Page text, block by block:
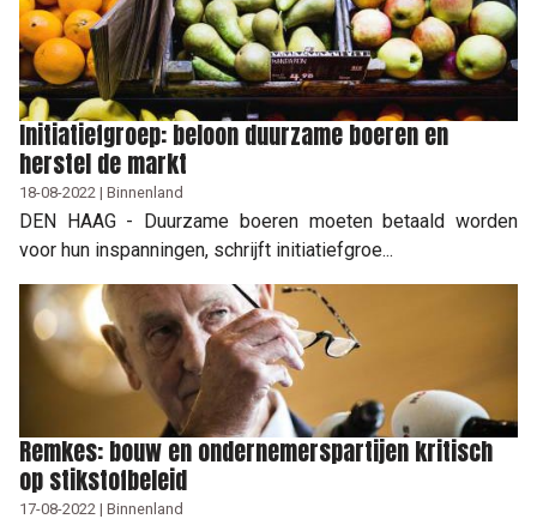
Initiatiefgroep: beloon duurzame boeren en
herstel de markt
18-08-2022 | Binnenland
DEN HAAG - Duurzame boeren moeten betaald worden
voor hun inspanningen, schrijft initiatiefgroe...
Remkes: bouw en ondernemerspartijen kritisch
op stikstofbeleid
17-08-2022 | Binnenland